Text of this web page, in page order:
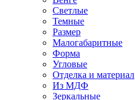
Светлые
Темные
Размер
Малогабаритные
Форма
Угловые
Отделка и материал
Из МДФ
Зеркальные